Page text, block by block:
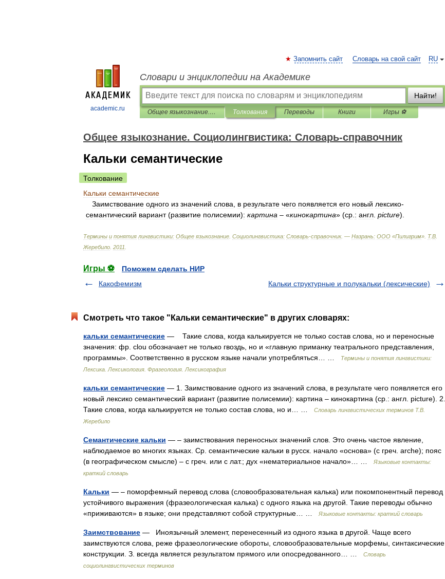
academic.ru
RU
Запомнить сайт Словарь на свой сайт
Словари и энциклопедии на Академике
Найти!
Общее языкознание. Социолингвистика: Словарь-справочник Толкования Переводы Книги Игры ⚽
Общее языкознание. Социолингвистика: Словарь-справочник
Кальки семантические
Толкование
Кальки семантические
Заимствование одного из значений слова в результате чего появляется его новый лексико-
семантический вариант(развитие полисемии): картина – «кинокартина» (ср : англ picture).
Термины и понятия лингвистики: Общее языкознание Социолингвистика: Словарь-справочник. — Назрань: ООО «Пилигрим» Т.В
Жеребило 2011
Игры ⚽
Поможем сделать НИР
Какофемизм
Кальки структурные и полукальки (лексические)
Смотреть что такое "Кальки семантические" в других словарях:
кальки семантические — Такие слова, когда калькируется не только состав слова, но и переносные
значения: фр. clou обозначает не только гвоздь, но и «главную приманку театрального представления,
программы». Соответственно в русском языке начали употребляться… …
Термины и понятия лингвистики:
Лексика. Лексикология. Фразеология. Лексикография
кальки семантические — 1. Заимствование одного из значений слова, в результате чего появляется его
новый лексико семантический вариант (развитие полисемии): картина – кинокартина (ср.: англ. picture). 2.
Такие слова, когда калькируется не только состав слова, но и… …
Словарь лингвистических терминов Т.В.
Жеребило
Семантические кальки — – заимствования переносных значений слов. Это очень частое явление,
наблюдаемое во многих языках. Ср. семантические кальки в русск. начало «основа» (с греч. arche); пояс
(в географическом смысле) – с греч. или с лат.; дух «нематериальное начало»… …
Языковые контакты:
краткий словарь
Кальки — – поморфемный перевод слова (словообразовательная калька) или покомпонентный перевод
устойчивого выражения (фразеологическая калька) с одного языка на другой. Такие переводы обычно
«приживаются» в языке; они представляют собой структурные… …
Языковые контакты: краткий словарь
Заимствование — Иноязычный элемент, перенесенный из одного языка в другой. Чаще всего
заимствуются слова, реже фразеологические обороты, словообразовательные морфемы, синтаксические
конструкции. З. всегда является результатом прямого или опосредованного… …
Словарь
социолингвистических терминов